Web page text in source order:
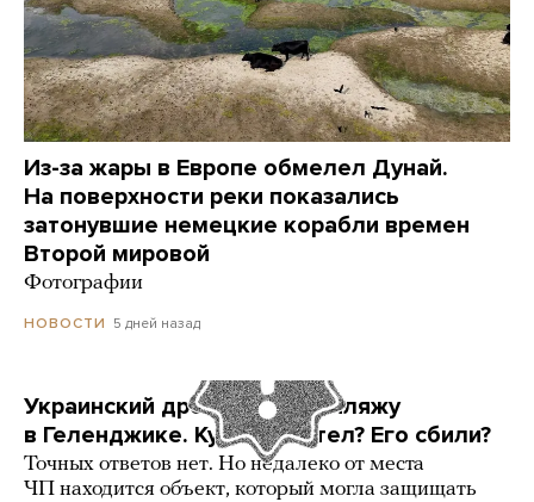
Из-за жары в Европе обмелел Дунай.
На поверхности реки показались
затонувшие немецкие корабли времен
Второй мировой
Фотографии
НОВОСТИ 5 дней назад
Украинский дрон попал по пляжу
в Геленджике. Куда он летел? Его сбили?
Точных ответов нет. Но недалеко от места
ЧП находится объект, который могла защищать